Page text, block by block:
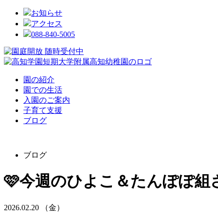
お知らせ
アクセス
088-840-5005
園の紹介
園での生活
入園のご案内
子育て支援
ブログ
ブログ
🩷今週のひよこ＆たんぽぽ組
2026.02.20 （金）